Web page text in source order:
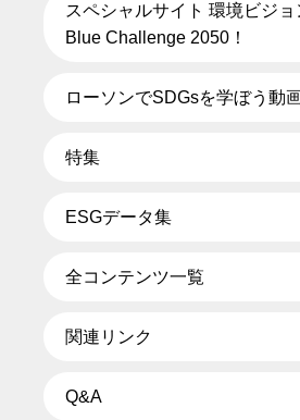
スペシャルサイト 環境ビジ
Blue Challenge 2050！
ローソンでSDGsを学ぼう動
特集
ESGデータ集
全コンテンツ一覧
関連リンク
Q&A